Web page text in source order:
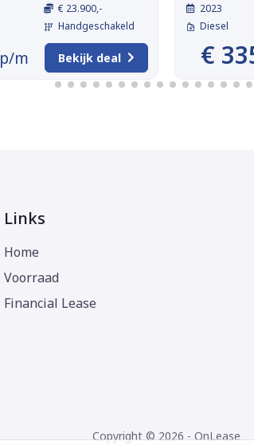
€ 23.900,-
Handgeschakeld
p/m Bekijk deal
2023
Diesel
€
Links
Home
Voorraad
Financial Lease
Copyright © 2026 - OnLease